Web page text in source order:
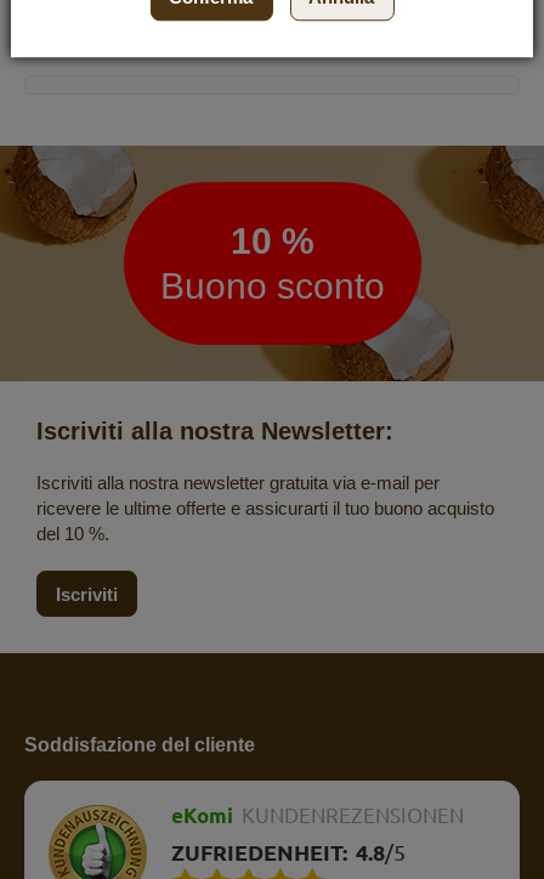
Newsletter
10 %
Buono sconto
Iscriviti alla nostra Newsletter:
Iscriviti alla nostra newsletter gratuita via e-mail per
ricevere le ultime offerte e assicurarti il tuo buono acquisto
del 10 %.
Iscriviti
Soddisfazione del cliente
eKomi KUNDENREZENSIONEN
ZUFRIEDENHEIT: 4.8/5